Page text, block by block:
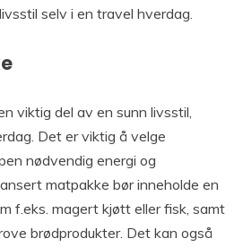
selv i en travel hverdag.
viktig del av en sunn livsstil,
Det er viktig å velge
nødvendig energi og
matpakke bør inneholde en
f.eks. magert kjøtt eller fisk, samt
brødprodukter. Det kan også